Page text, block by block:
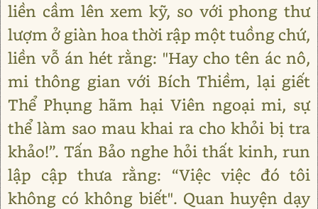
liền cầm lên xem kỹ, so với phong thư
lượm ở giàn hoa thời rập một tuồng chứ,
liền vỗ án hét rằng: "Hay cho tên ác nô,
mi thông gian với Bích Thiềm, lại giết
Thể Phụng hãm hại Viên ngoại mi, sự
thể làm sao mau khai ra cho khỏi bị tra
khảo!”. Tấn Bảo nghe hỏi thất kinh, run
lập cập thưa rằng: “Việc việc đó tôi
không có không biết". Quan huyện dạy